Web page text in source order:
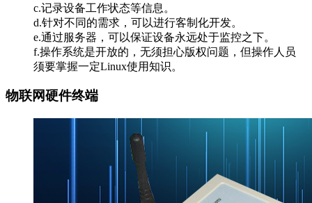
c.记录设备工作状态等信息。
d.针对不同的需求，可以进行客制化开发。
e.通过服务器，可以保证设备永远处于监控之下。
f.操作系统是开放的，无须担心版权问题，但操作人员
须要掌握一定Linux使用知识。
物联网硬件终端